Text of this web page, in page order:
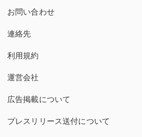
お問い合わせ
連絡先
利用規約
運営会社
広告掲載について
プレスリリース送付について